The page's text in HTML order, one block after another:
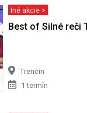
Iné akcie >
Best of Silné reči
Trenčín
1 termín